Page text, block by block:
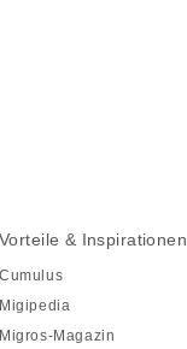
Vorteile & Inspirationen
Cumulus
Migipedia
Migros-Magazin